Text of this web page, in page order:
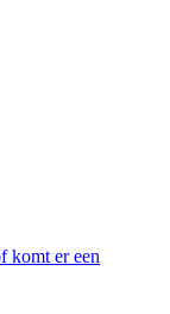
komt er een